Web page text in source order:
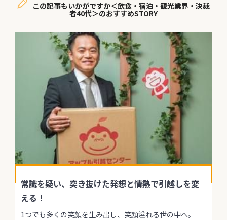
この記事もいかがですか＜飲食・宿泊・観光業界・決裁
者40代＞のおすすめSTORY
常識を疑い、突き抜けた発想と情熱で引越しを変
える！
1つでも多くの笑顔を生み出し、笑顔溢れる世の中へ。